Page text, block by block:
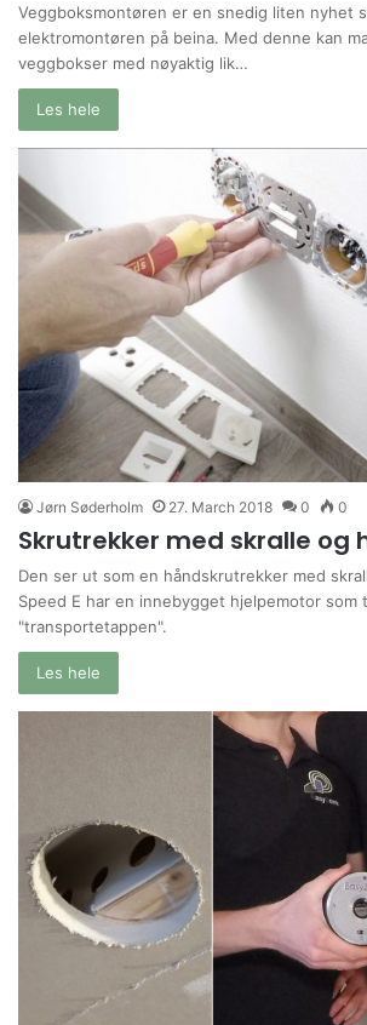
Veggboksmontøren er en snedig liten nyhet
elektromontøren på beina. Med denne kan
veggbokser med nøyaktig lik…
Les hele
Jørn Søderholm 27. March 2018 0 0
Skrutrekker med skralle og
Den ser ut som en håndskrutrekker med
Speed E har en innebygget hjelpemotor som
"transportetappen".
Les hele